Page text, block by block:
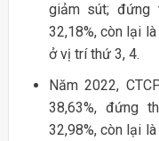
giảm sút;
32,18%, còn lại
ở vị trí thứ 3, 4.
Năm 2022,
38,63%, đứng
32,98%, còn lại